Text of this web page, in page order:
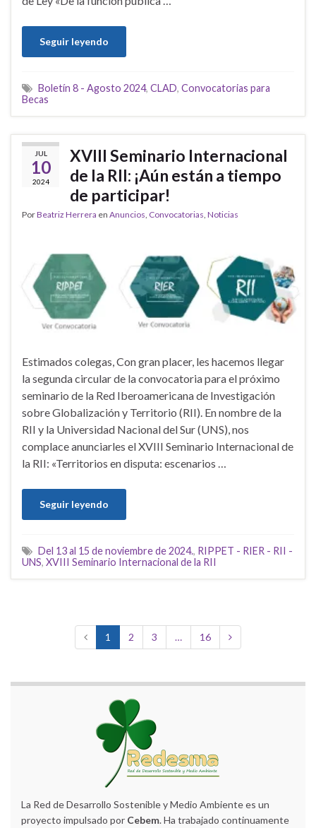
Seguir leyendo
Boletín 8 - Agosto 2024, CLAD, Convocatorias para
Becas
JUL
10
2024
XVIII Seminario Internacional
de la RII: ¡Aún están a tiempo
de participar!
PorBeatriz Herrera en Anuncios, Convocatorias, Noticias
Estimados colegas, Con gran placer, les hacemos llegar
la segunda circular de la convocatoria para el próximo
seminario de la Red Iberoamericana de Investigación
sobre Globalización y Territorio (RII). En nombre de la
RII y la Universidad Nacional del Sur (UNS), nos
complace anunciarles el XVIII Seminario Internacional de
la RII: «Territorios en disputa: escenarios …
Seguir leyendo
Del 13 al 15 de noviembre de 2024., RIPPET - RIER - RII -
UNS, XVIII Seminario Internacional de la RII
1 2 3 … 16
La Red de Desarrollo Sostenible y Medio Ambiente es un
proyecto impulsado por Cebem. Ha trabajado continuamente